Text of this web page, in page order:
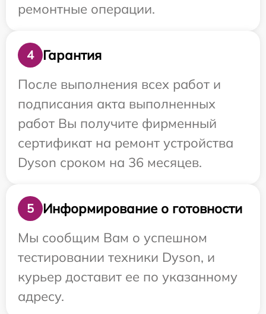
ремонтные операции.
4
Гарантия
После выполнения всех работ и
подписания акта выполненных
работ Вы получите фирменный
сертификат на ремонт устройства
Dyson сроком на 36 месяцев.
5
Информирование о готовности
Мы сообщим Вам о успешном
тестировании техники Dyson, и
курьер доставит ее по указанному
адресу.